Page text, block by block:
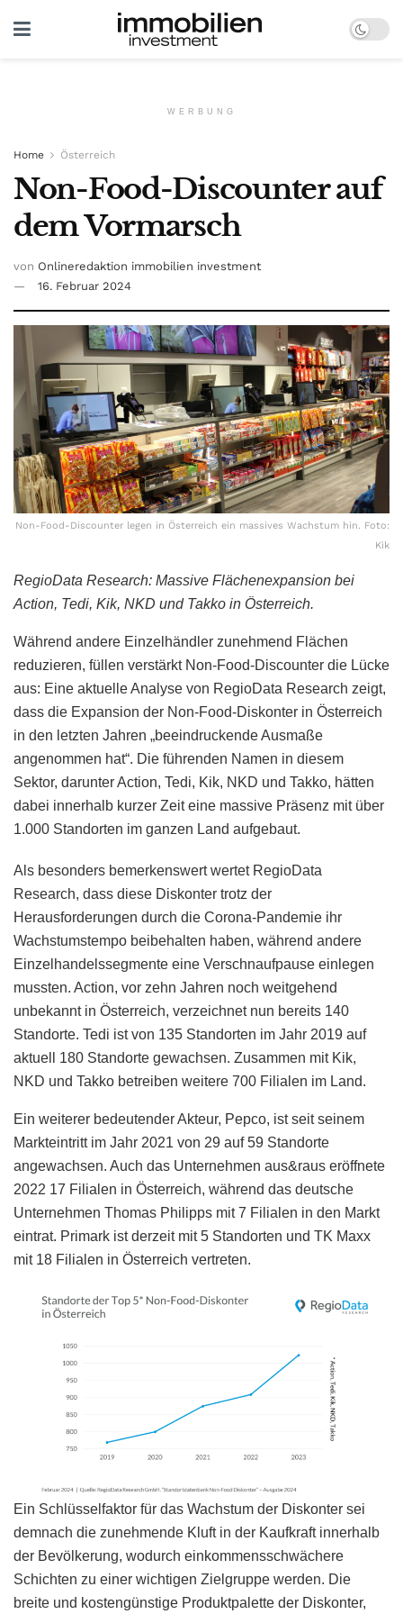
WERBUNG
Home Österreich
Non-Food-Discounter auf
dem Vormarsch
von Onlineredaktion immobilien investment
16. Februar 2024
Non-Food-Discounter legen in Österreich ein massives Wachstum hin. Foto:
Kik
RegioData Research: Massive Flächenexpansion bei
Action, Tedi, Kik, NKD und Takko in Österreich.
Während andere Einzelhändler zunehmend Flächen
reduzieren, füllen verstärkt Non-Food-Discounter die Lücke
aus: Eine aktuelle Analyse von RegioData Research zeigt,
dass die Expansion der Non-Food-Diskonter in Österreich
in den letzten Jahren „beeindruckende Ausmaße
angenommen hat“. Die führenden Namen in diesem
Sektor, darunter Action, Tedi, Kik, NKD und Takko, hätten
dabei innerhalb kurzer Zeit eine massive Präsenz mit über
1.000 Standorten im ganzen Land aufgebaut.
Als besonders bemerkenswert wertet RegioData
Research, dass diese Diskonter trotz der
Herausforderungen durch die Corona-Pandemie ihr
Wachstumstempo beibehalten haben, während andere
Einzelhandelssegmente eine Verschnaufpause einlegen
mussten. Action, vor zehn Jahren noch weitgehend
unbekannt in Österreich, verzeichnet nun bereits 140
Standorte. Tedi ist von 135 Standorten im Jahr 2019 auf
aktuell 180 Standorte gewachsen. Zusammen mit Kik,
NKD und Takko betreiben weitere 700 Filialen im Land.
Ein weiterer bedeutender Akteur, Pepco, ist seit seinem
Markteintritt im Jahr 2021 von 29 auf 59 Standorte
angewachsen. Auch das Unternehmen aus&raus eröffnete
2022 17 Filialen in Österreich, während das deutsche
Unternehmen Thomas Philipps mit 7 Filialen in den Markt
eintrat. Primark ist derzeit mit 5 Standorten und TK Maxx
mit 18 Filialen in Österreich vertreten.
Ein Schlüsselfaktor für das Wachstum der Diskonter sei
demnach die zunehmende Kluft in der Kaufkraft innerhalb
der Bevölkerung, wodurch einkommensschwächere
Schichten zu einer wichtigen Zielgruppe werden. Die
breite und kostengünstige Produktpalette der Diskonter,